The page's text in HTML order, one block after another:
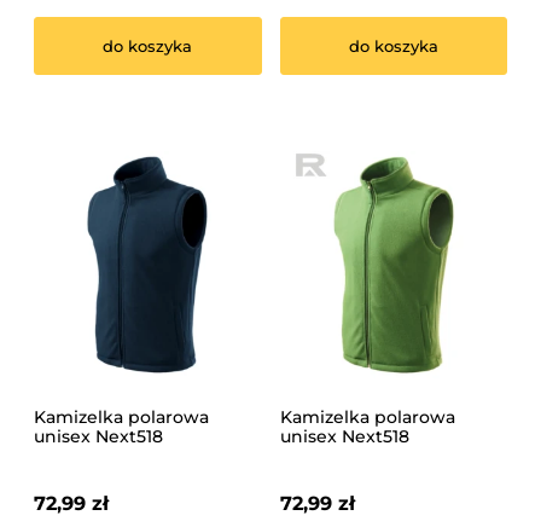
do koszyka do koszyka
Kamizelka polarowa
unisex Next518
72,99 zł
Kamizelka polarowa
unisex Next518
72,99 zł